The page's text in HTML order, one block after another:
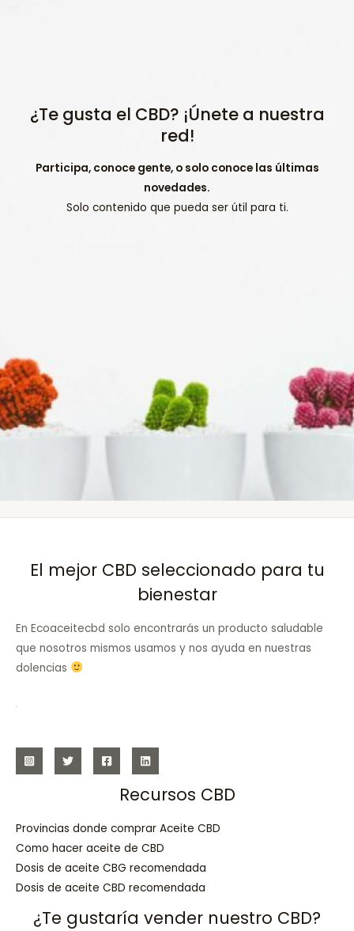
¿Te gusta el CBD? ¡Únete a nuestra
red!
Participa, conoce gente, o solo conoce las últimas
novedades.
Solo contenido que pueda ser útil para ti.
El mejor CBD seleccionado para tu
bienestar
En Ecoaceitecbd solo encontrarás un producto saludable
que nosotros mismos usamos y nos ayuda en nuestras
dolencias
Recursos CBD
Provincias donde comprar Aceite CBD
Como hacer aceite de CBD
Dosis de aceite CBG recomendada
Dosis de aceite CBD recomendada
¿Te gustaría vender nuestro CBD?